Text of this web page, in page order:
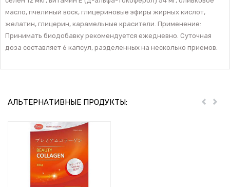
масло, пчелиный воск, глицериновые эфиры жирных кислот,
желатин, глицерин, карамельные красители. Применение:
Принимать биодобавку рекомендуется ежедневно. Суточная
доза составляет 6 капсул, разделенных на несколько приемов.
АЛЬТЕРНАТИВНЫЕ ПРОДУКТЫ: Пред